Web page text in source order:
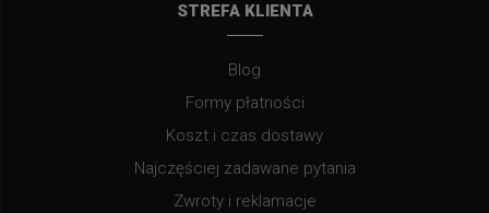
STREFA KLIENTA
Blog
Formy płatności
Koszt i czas dostawy
Najczęściej zadawane pytania
Zwroty i reklamacje